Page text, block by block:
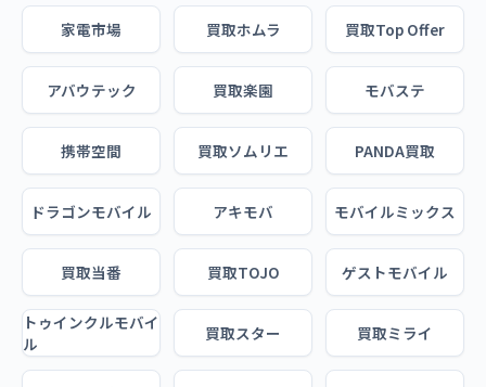
家電市場 買取ホムラ 買取Top Offer
アバウテック 買取楽園 モバステ
携帯空間 買取ソムリエ PANDA買取
ドラゴンモバイル アキモバ モバイルミックス
買取当番 買取TOJO ゲストモバイル
トゥインクルモバイ
ル
買取スター 買取ミライ